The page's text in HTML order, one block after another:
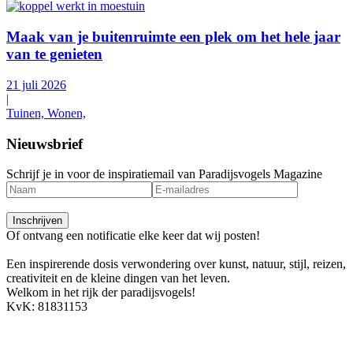
Maak van je buitenruimte een plek om het hele jaar
van te genieten
21 juli 2026
|
Tuinen, Wonen,
Nieuwsbrief
Schrijf je in voor de inspiratiemail van Paradijsvogels Magazine
Of ontvang een notificatie elke keer dat wij posten!
Een inspirerende dosis verwondering over kunst, natuur, stijl, reizen,
creativiteit en de kleine dingen van het leven.
Welkom in het rijk der paradijsvogels!
KvK: 81831153